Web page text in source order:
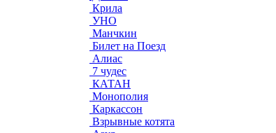
Крила
УНО
Манчкин
Билет на Поезд
Алиас
7 чудес
КАТАН
Монополия
Каркассон
Взрывные котята